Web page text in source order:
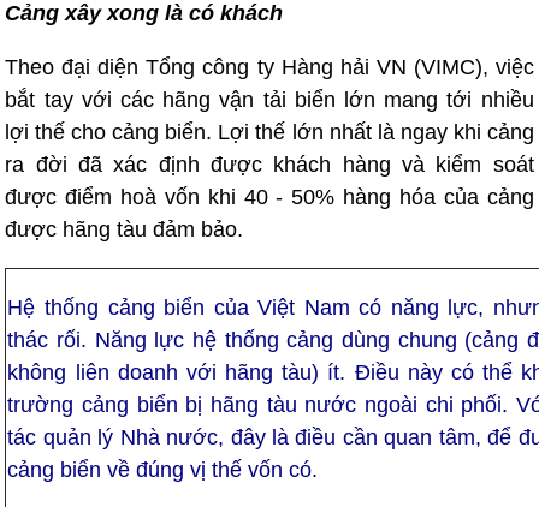
Cảng xây xong là có khách
Theo đại diện Tổng công ty Hàng hải VN (VIMC), việc
bắt tay với các hãng vận tải biển lớn mang tới nhiều
lợi thế cho cảng biển. Lợi thế lớn nhất là ngay khi cảng
ra đời đã xác định được khách hàng và kiểm soát
được điểm hoà vốn khi 40 - 50% hàng hóa của cảng
được hãng tàu đảm bảo.
Hệ thống cảng biển của Việt Nam có năng lực,
thác rối. Năng lực hệ thống cảng dùng chung (cảng
không liên doanh với hãng tàu) ít. Điều này có thể
trường cảng biển bị hãng tàu nước ngoài chi phối.
tác quản lý Nhà nước, đây là điều cần quan tâm, để
cảng biển về đúng vị thế vốn có.